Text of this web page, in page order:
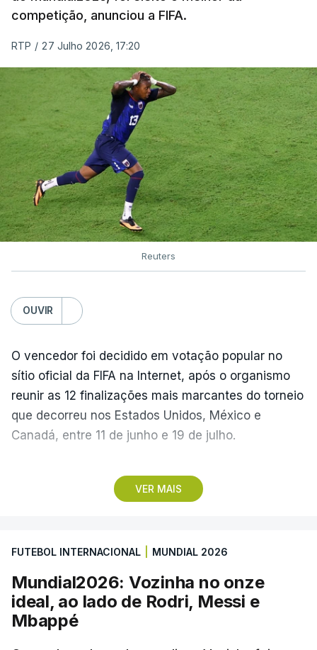
competição, anunciou a FIFA.
RTP / 27 Julho 2026, 17:20
Reuters
OUVIR
VER MAIS
O vencedor foi decidido em votação popular no
sítio oficial da FIFA na Internet, após o organismo
reunir as 12 finalizações mais marcantes do torneio
que decorreu nos Estados Unidos, México e
Canadá, entre 11 de junho e 19 de julho.
Lopes Cabral conquistou o prémio graças ao
remate de pé direito que colocou a bola no ângulo
“Foi simplesmente surreal”, disse à FIFA o jogador
dos turcos do Trabzonspor, recordando o momento
que fez Cabo Verde sonhar alto na sua primeira
participação numa fase final de um Mundial.
FUTEBOL INTERNACIONAL MUNDIAL 2026
Mundial2026: Vozinha no onze
ideal, ao lado de Rodri, Messi e
Mbappé